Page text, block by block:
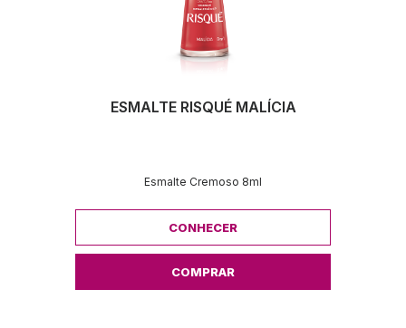
ESMALTE RISQUÉ MALÍCIA
Esmalte Cremoso 8ml
CONHECER
COMPRAR